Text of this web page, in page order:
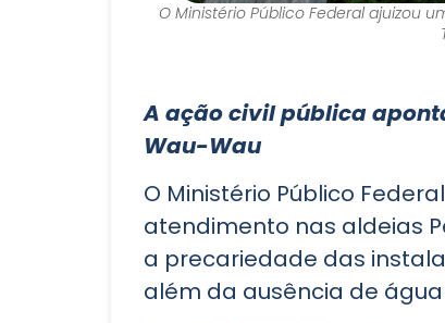
O Ministério Público Federal ajuizou
A ação civil pública
Wau-Wau
O Ministério Público
atendimento nas aldeias
a precariedade das
além da ausência de